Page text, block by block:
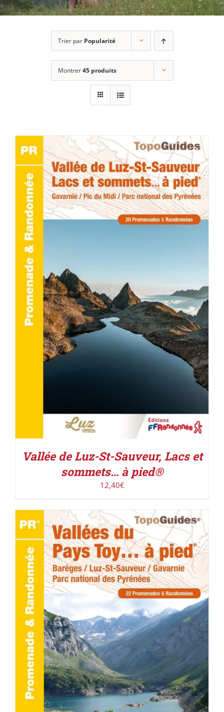
Trier par Popularité
Montrer45 produits
ACHETER LE PRODUIT /
Vallée de Luz-St-Sauveur, Lacs et
sommets… à pied®
12,40€
ACHETER LE PRODUIT DÉTAILS